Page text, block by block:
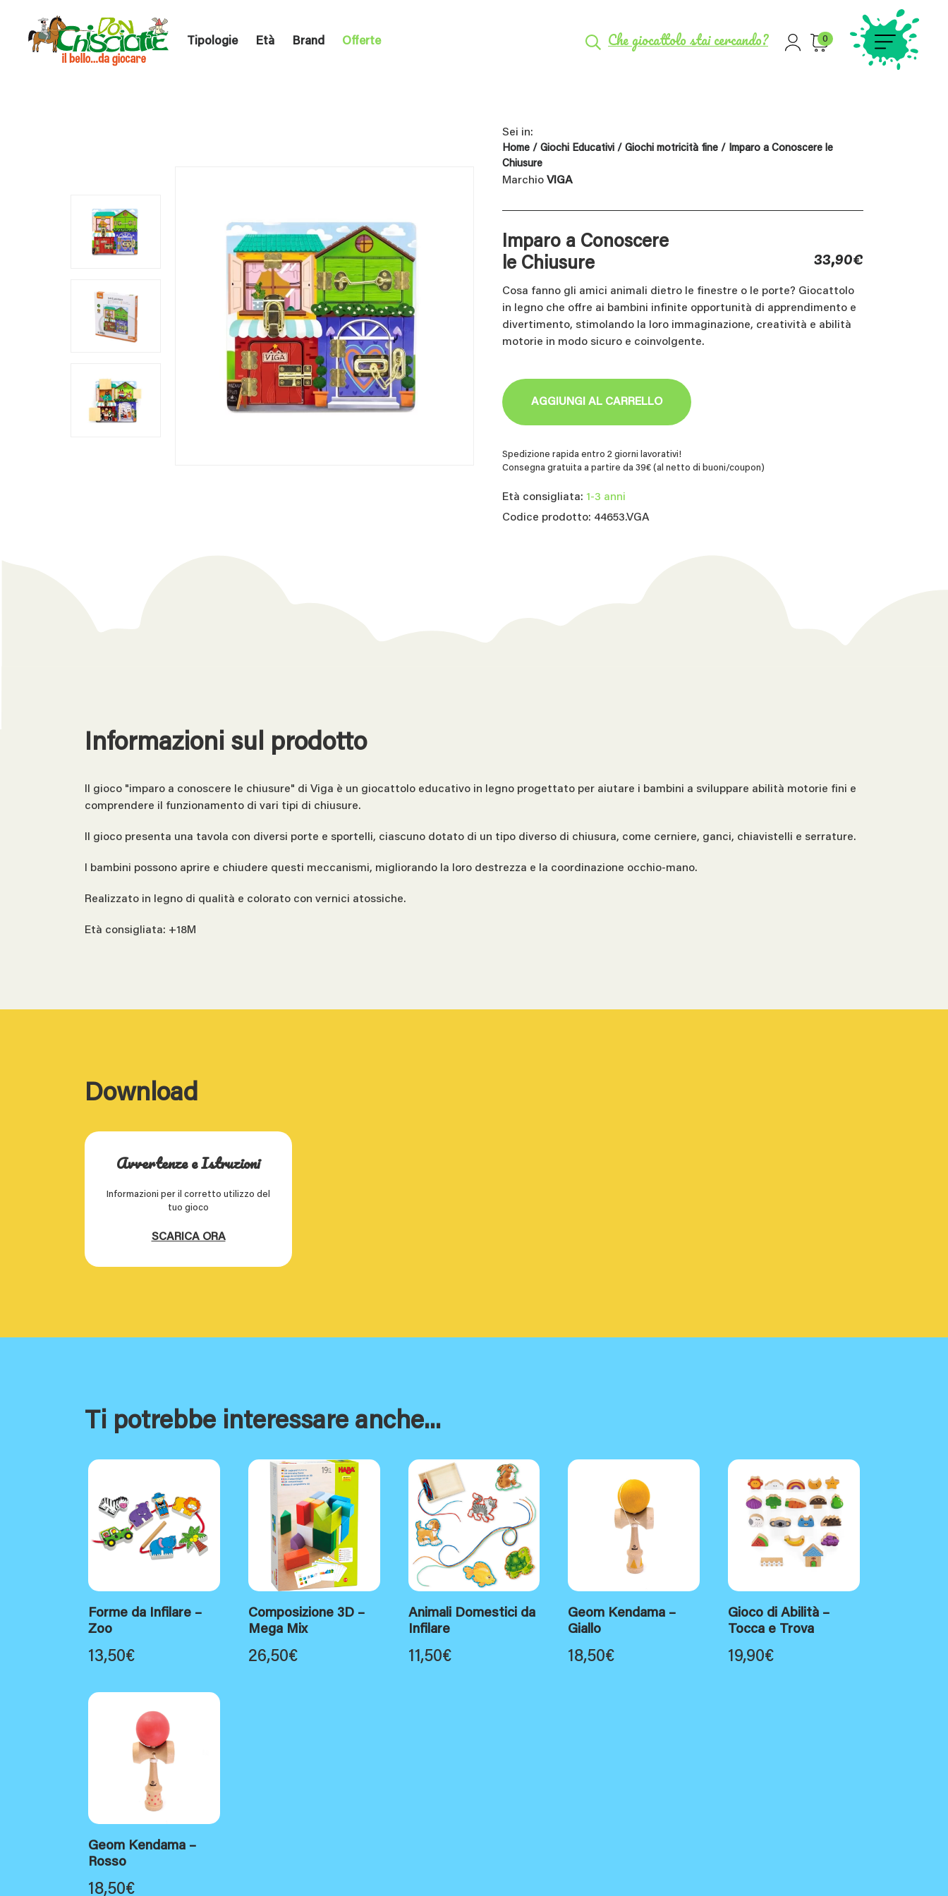
Tipologie Età Brand Offerte Che giocattolo stai cercando? 0
Sei in:
Home / Giochi Educativi / Giochi motricità fine / Imparo a Conoscere le
Chiusure
Marchio VIGA
Imparo a Conoscere
le Chiusure
33,90€
Cosa fanno gli amici animali dietro le finestre o le porte? Giocattolo
in legno che offre ai bambini infinite opportunità di apprendimento e
divertimento, stimolando la loro immaginazione, creatività e abilità
motorie in modo sicuro e coinvolgente.
AGGIUNGI AL CARRELLO
Spedizione rapida entro 2 giorni lavorativi!
Consegna gratuita a partire da 39€ (al netto di buoni/coupon)
Età consigliata: 1-3 anni
Codice prodotto: 44653.VGA
Informazioni sul prodotto
Il gioco "imparo a conoscere le chiusure" di Viga è un giocattolo educativo in legno progettato per aiutare i bambini a sviluppare abilità motorie fini e
comprendere il funzionamento di vari tipi di chiusure.
Il gioco presenta una tavola con diversi porte e sportelli, ciascuno dotato di un tipo diverso di chiusura, come cerniere, ganci, chiavistelli e serrature.
I bambini possono aprire e chiudere questi meccanismi, migliorando la loro destrezza e la coordinazione occhio-mano.
Realizzato in legno di qualità e colorato con vernici atossiche.
Età consigliata: +18M
Download
Avvertenze e Istruzioni
Informazioni per il corretto utilizzo del
tuo gioco
SCARICA ORA
Ti potrebbe interessare anche...
Forme da Infilare –
Zoo
13,50€
Composizione 3D –
Mega Mix
26,50€
Animali Domestici da
Infilare
11,50€
Geom Kendama –
Giallo
18,50€
Gioco di Abilità –
Tocca e Trova
19,90€
Geom Kendama –
Rosso
18,50€